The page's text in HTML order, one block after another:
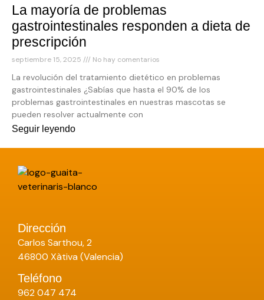
La mayoría de problemas
gastrointestinales responden a dieta de
prescripción
septiembre 15, 2025 No hay comentarios
La revolución del tratamiento dietético en problemas
gastrointestinales ¿Sabías que hasta el 90% de los
problemas gastrointestinales en nuestras mascotas se
pueden resolver actualmente con
Seguir leyendo
Dirección
Carlos Sarthou, 2
46800 Xàtiva (Valencia)
Teléfono
962 047 474